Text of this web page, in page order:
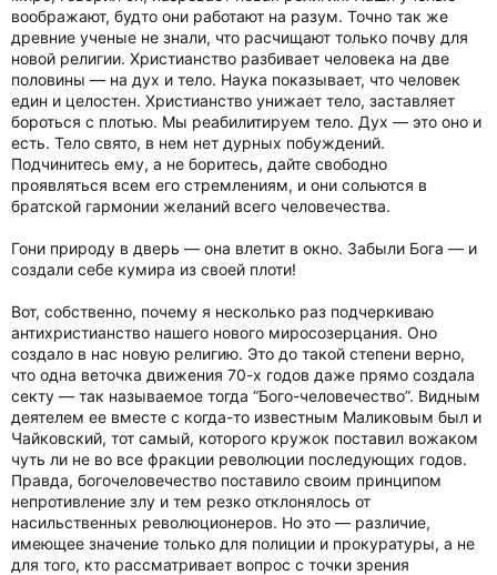
воображают, будто они работают на разум. Точно так же
древние ученые не знали, что расчищают только почву для
новой религии. Христианство разбивает человека на две
половины — на дух и тело. Наука показывает, что человек
един и целостен. Христианство унижает тело, заставляет
бороться с плотью. Мы реабилитируем тело. Дух — это оно и
есть. Тело свято, в нем нет дурных побуждений.
Подчинитесь ему, а не боритесь, дайте свободно
проявляться всем его стремлениям, и они сольются в
братской гармонии желаний всего человечества.
Гони природу в дверь — она влетит в окно. Забыли Бога — и
создали себе кумира из своей плоти!
Вот, собственно, почему я несколько раз подчеркиваю
антихристианство нашего нового миросозерцания. Оно
создало в нас новую религию. Это до такой степени верно,
что одна веточка движения 70-х годов даже прямо создала
секту — так называемое тогда “Бого-человечество”. Видным
деятелем ее вместе с когда-то известным Маликовым был и
Чайковский, тот самый, которого кружок поставил вожаком
чуть ли не во все фракции революции последующих годов.
Правда, богочеловечество поставило своим принципом
непротивление злу и тем резко отклонялось от
насильственных революционеров. Но это — различие,
имеющее значение только для полиции и прокуратуры, а не
для того, кто рассматривает вопрос с точки зрения